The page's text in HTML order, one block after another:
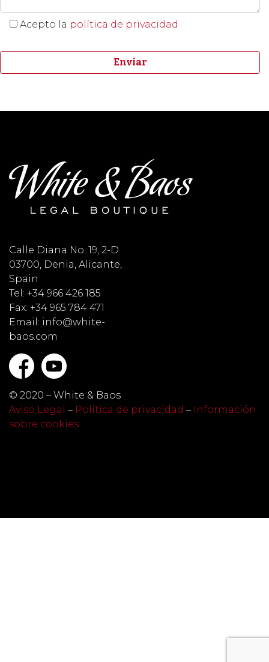
Acepto la política de privacidad
Calle Diana No. 19, 2-D
03700, Denia, Alicante,
Spain
Tel: +34 966 426 185
Fax: +34 965 784 471
Email: info@white-
baos.com
© 2020 – White & Baos
Aviso Legal – Política de privacidad – Información
sobre cookies